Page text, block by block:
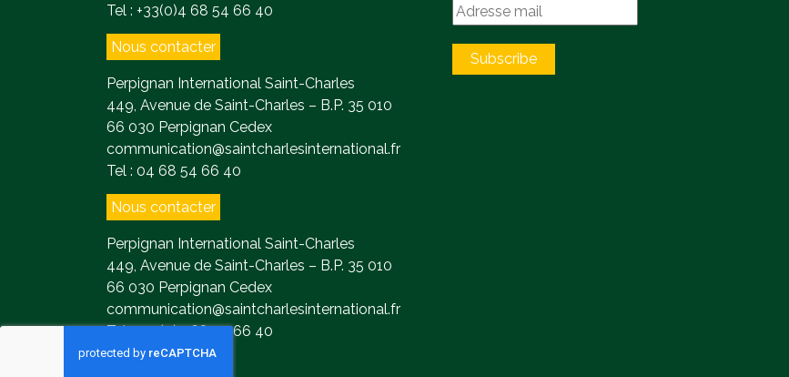
Tel : +33(0)4 68 54 66 40
Nous contacter
Perpignan International Saint-Charles
449, Avenue de Saint-Charles – B.P. 35 010
66 030 Perpignan Cedex
communication@saintcharlesinternational.fr
Tel : 04 68 54 66 40
Nous contacter
Perpignan International Saint-Charles
449, Avenue de Saint-Charles – B.P. 35 010
66 030 Perpignan Cedex
communication@saintcharlesinternational.fr
Tel : +33(0)4 68 54 66 40
Subscribe